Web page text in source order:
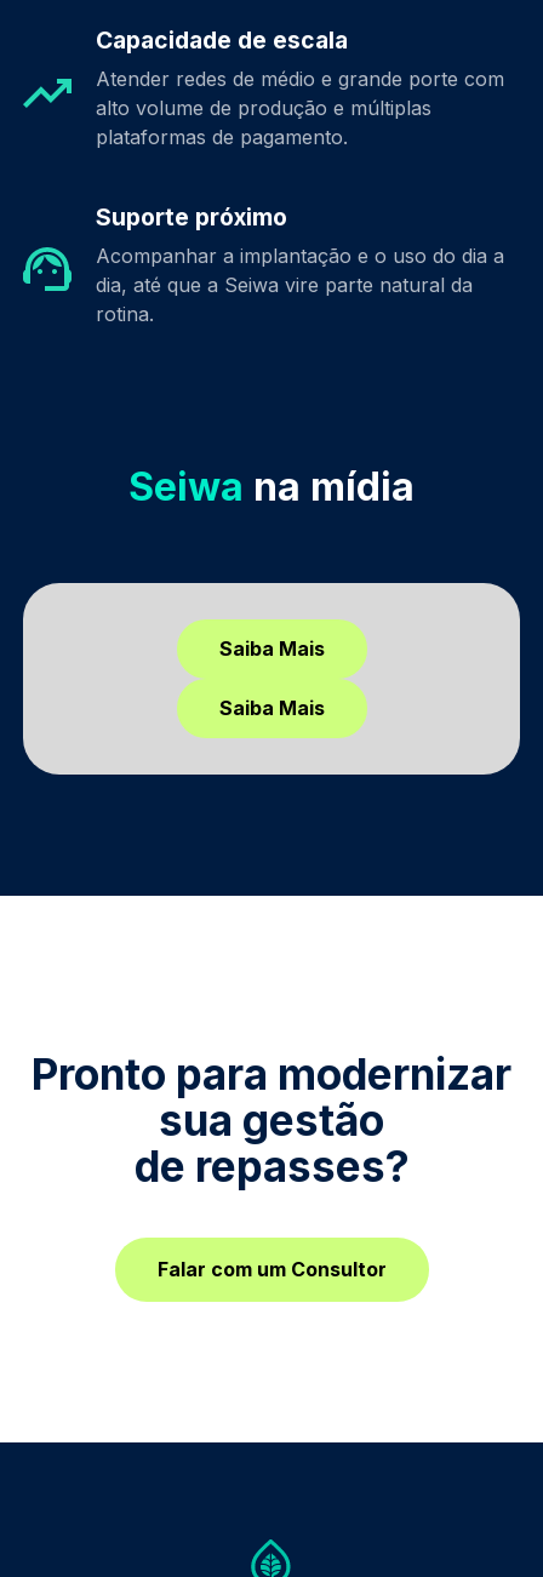
Capacidade de escala
Atender redes de médio e grande porte com
alto volume de produção e múltiplas
plataformas de pagamento.
Suporte próximo
Acompanhar a implantação e o uso do dia a
dia, até que a Seiwa vire parte natural da
rotina.
Seiwa na mídia
Saiba Mais
Saiba Mais
Pronto para modernizar
sua gestão
de repasses?
Falar com um Consultor